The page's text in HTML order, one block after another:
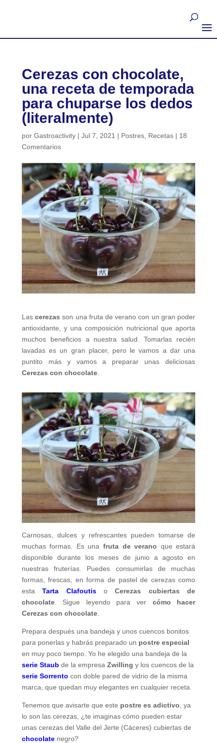
Cerezas con chocolate,
una receta de temporada
para chuparse los dedos
(literalmente)
por Gastroactivity| Jul 7, 2021 | Postres, Recetas| 18
Comentarios
Lascerezas son una fruta de verano con un gran poder
antioxidante, y una composición nutricional que aporta
muchos beneficios a nuestra salud. Tomarlas recién
lavadas es un gran placer, pero le vamos a dar una
puntito más y vamos a preparar unas deliciosas
Cerezas con chocolate.
Carnosas, dulces y refrescantes pueden tomarse de
muchas formas. Es una fruta de verano que estará
disponible durante los meses de junio a agosto en
nuestras fruterías. Puedes consumirlas de muchas
formas, frescas, en forma de pastel de cerezas como
estaTarta ClafoutisoCerezas cubiertas de
chocolate. Sigue leyendo para ver cómo hacer
Cerezas con chocolate.
Prepara después una bandeja y unos cuencos bonitos
para ponerlas y habrás preparado un postre especial
en muy poco tiempo. Yo he elegido una bandeja de la
serie Staub de la empresa Zwilling y los cuencos de la
serie Sorrento con doble pared de vidrio de la misma
marca, que quedan muy elegantes en cualquier receta.
Tenemos que avisarte que este postre es adictivo , ya
lo son las cerezas, ¿te imaginas cómo pueden estar
unas cerezas del Valle del Jerte (Cáceres) cubiertas de
chocolate negro?